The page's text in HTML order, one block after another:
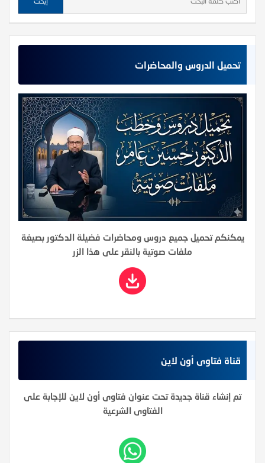
تحميل الدروس والمحاضرات
يمكنكم تحميل جميع دروس ومحاضرات فضيلة الدكتور بصيغة
ملفات صوتية بالنقر على هذا الزر
قناة فتاوى أون لاين
تم إنشاء قناة جديدة تحت عنوان فتاوى أون لاين للإجابة على
الفتاوى الشرعية